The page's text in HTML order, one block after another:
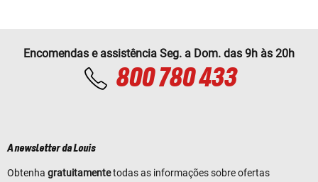
Encomendas e assistência Seg. a Dom. das 9h às 20h
800 780 433
A newsletter da Louis
Obtenha gratuitamentetodas as informações sobre ofertas